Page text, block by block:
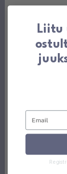
Olaplex
Liitu